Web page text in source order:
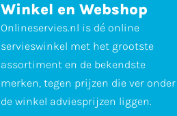
Winkel en Webshop
Onlineservies.nl is dé online
servieswinkel met het grootste
assortiment en de bekendste
merken, tegen prijzen die ver onder
de winkel adviesprijzen liggen.